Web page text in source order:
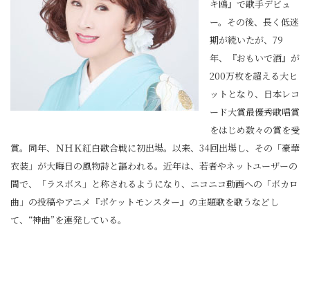
キ鴎』で歌手デビュ
ー。その後、長く低迷
期が続いたが、79
年、『おもいで酒』が
200万枚を超える大ヒ
ットとなり、日本レコ
ード大賞最優秀歌唱賞
をはじめ数々の賞を受
賞。同年、ＮＨＫ紅白歌合戦に初出場。以来、34回出場し、その「豪華
衣装」が大晦日の風物詩と謳われる。近年は、若者やネットユーザーの
間で、「ラスボス」と称されるようになり、ニコニコ動画への「ボカロ
曲」の投稿やアニメ『ポケットモンスター』の主題歌を歌うなどし
て、“神曲”を連発している。